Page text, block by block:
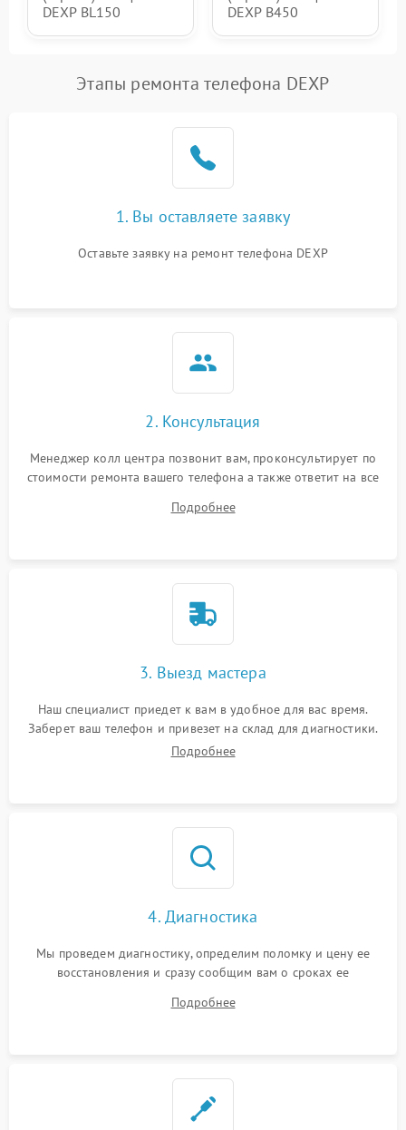
DEXP BL150
DEXP B450
Этапы ремонта телефона DEXP
1. Вы оставляете заявку
Оставьте заявку на ремонт телефона DEXP
2. Консультация
Менеджер колл центра позвонит вам, проконсультирует по
стоимости ремонта вашего телефона а также ответит на все
Подробнее
3. Выезд мастера
Наш специалист приедет к вам в удобное для вас время.
Заберет ваш телефон и привезет на склад для диагностики.
Подробнее
4. Диагностика
Мы проведем диагностику, определим поломку и цену ее
восстановления и сразу сообщим вам о сроках ее
Подробнее